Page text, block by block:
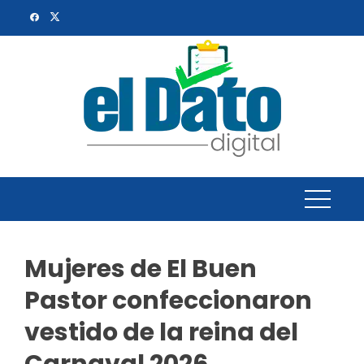
Mujeres de El Buen
Pastor confeccionaron
vestido de la reina del